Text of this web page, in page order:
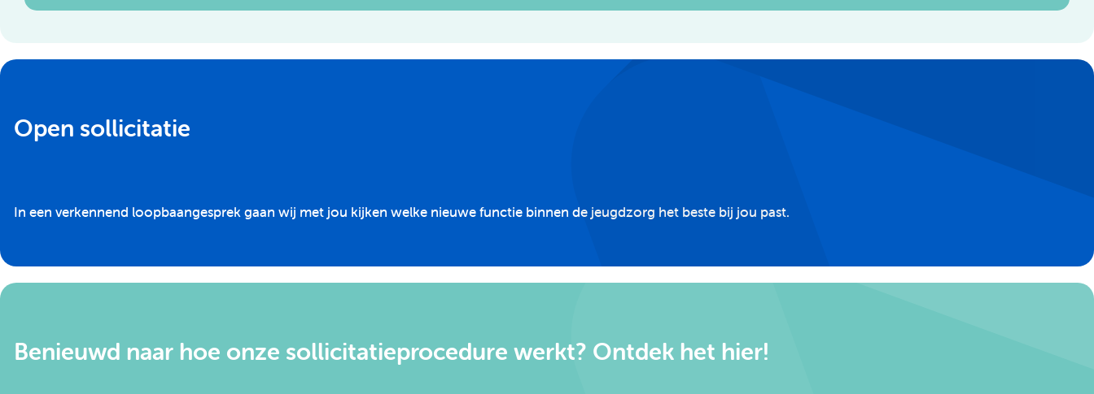
Open sollicitatie
In een verkennend loopbaangesprek gaan wij met jou kijken welke nieuwe functie binnen de jeugdzorg het beste bij jou past.
Benieuwd naar hoe onze sollicitatieprocedure werkt? Ontdek het hier!